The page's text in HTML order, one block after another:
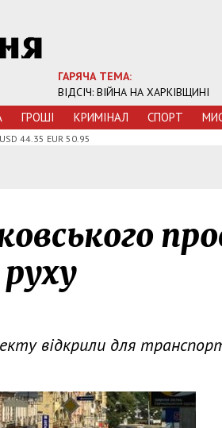
ГАРЯЧА ТЕМА:
ВІДСІЧ: ВІЙНА НА ХАРКІВЩИНІ
ГРОШI КРИМIНАЛ СПОРТ
44.35 EUR 50.95
відкрили для